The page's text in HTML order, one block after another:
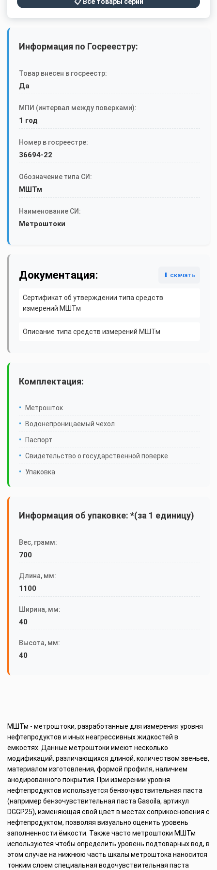
📋 Все товары серии
Информация по Госреестру:
Товар внесен в госреестр:
Да
МПИ (интервал между поверками):
1 год
Номер в госреестре:
36694-22
Обозначение типа СИ:
МШТм
Наименование СИ:
Метроштоки
Документация: ⬇ скачать
Сертификат об утверждении типа средств
измерений МШТм
Описание типа средств измерений МШТм
Комплектация:
Метрошток
Водонепроницаемый чехол
Паспорт
Свидетельство о государственной поверке
Упаковка
Информация об упаковке: *(за 1 единицу)
Вес, грамм:
700
Длина, мм:
1100
Ширина, мм:
40
Высота, мм:
40
МШТм - метроштоки, разработанные для измерения уровня
нефтепродуктов и иных неагрессивных жидкостей в
ёмкостях. Данные метроштоки имеют несколько
модификаций, различающихся длиной, количеством звеньев,
материалом изготовления, формой профиля, наличием
анодированного покрытия. При измерении уровня
нефтепродуктов используется бензочувствительная паста
(например бензочувствительная паста Gasoila, артикул
DGGP25), изменяющая свой цвет в местах соприкосновения с
нефтепродуктом, позволяя визуально оценить уровень
заполненности ёмкости. Также часто метроштоки МШТм
используются чтобы определить уровень подтоварных вод, в
этом случае на нижнюю часть шкалы метроштока наносится
тонким слоем специальная водочувствительная паста